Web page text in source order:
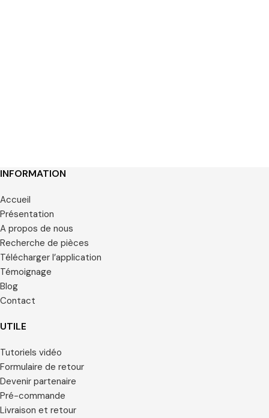
INFORMATION
Accueil
Présentation
A propos de nous
Recherche de pièces
Télécharger l’application
Témoignage
Blog
Contact
UTILE
Tutoriels vidéo
Formulaire de retour
Devenir partenaire
Pré-commande
Livraison et retour